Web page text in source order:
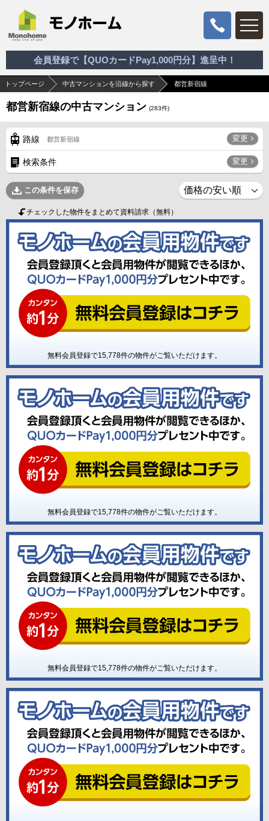
会員登録で【QUOカードPay1,000円分】進呈中！
トップページ 中古マンションを沿線から探す 都営新宿線
都営新宿線の中古マンション (283件)
路線 都営新宿線 変更
検索条件 変更
この条件を保存
チェックした物件をまとめて資料請求（無料）
無料会員登録で15,778件の物件がご覧いただけます。
無料会員登録で15,778件の物件がご覧いただけます。
無料会員登録で15,778件の物件がご覧いただけます。